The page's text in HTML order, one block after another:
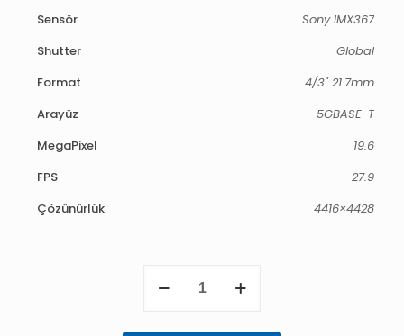
Sensör
Sony IMX367
Shutter
Global
Format
4/3" 21.7mm
Arayüz
5GBASE-T
MegaPixel
19.6
FPS
27.9
Çözünürlük
4416×4428
5GigE